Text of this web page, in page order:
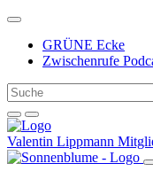
Weiter
Inhalt
GRÜNE Ecke
Zwischenrufe
Valentin Lippmann